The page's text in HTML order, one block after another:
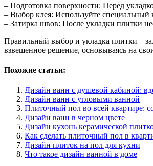
– Подготовка поверхности: Перед
– Выбор клея: Используйте
– Затирка швов: После укладки плитки
Правильный выбор и укладка плитки –
взвешенное решение, основываясь на
Похожие статьи:
Дизайн ванн с душевой кабиной:
Дизайн ванн с угловыми ванной
Плиточный пол во всей квартире:
Дизайн ванн в черном цвете
Дизайн кухонь керамической
Как сделать плиточный пол в
Дизайн плиток на пол для кухни
Что такое дизайн ванной в доме